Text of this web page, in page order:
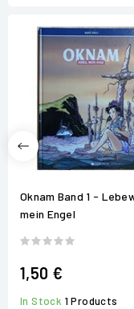
Oknam Band 1 -
mein Engel
1,50 €
In Stock 1 Products